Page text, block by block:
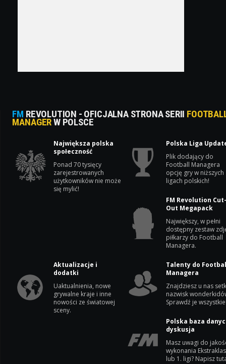
FM REVOLUTION - OFICJALNA STRONA SERII
MANAGERW POLSCE
Największa polska
społeczność
Ponad 70 tysięcy
zarejestrowanych
użytkowników nie może
się mylić!
Polska Liga
Plik dodający do
Football Managera
opcję gry w niższych
ligach polskich!
FM Revolution
Out Megapack
Największy, w pełni
dostępny zestaw
piłkarzy do Football
Managera.
Aktualizacje i
dodatki
Uaktualnienia, nowe
grywalne kraje i inne
nowości ze światowej
sceny.
Talenty do
Managera
Znajdziesz u nas
nazwisk
Sprawdź je
Polska baza
dyskusja
Masz uwagi do
wykonania
lub 1. ligi? Napisz